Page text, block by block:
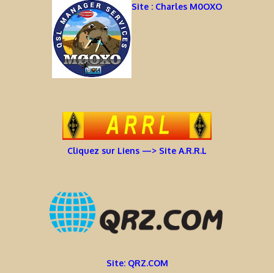
Site : Charles M0OXO
Cliquez sur Liens —> Site A.R.R.L
Site: QRZ.COM